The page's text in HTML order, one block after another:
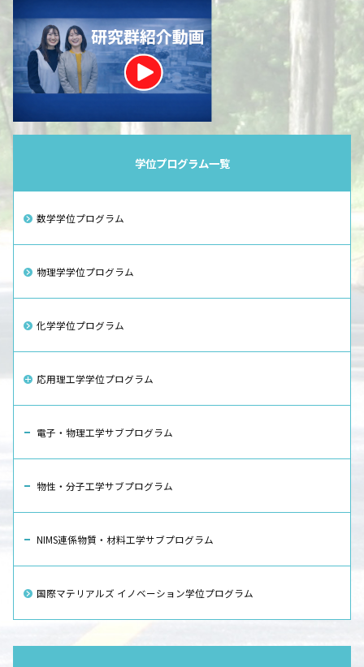
学位プログラム一覧
数学学位プログラム
物理学学位プログラム
化学学位プログラム
応用理工学学位プログラム
電子・物理工学サブプログラム
物性・分子工学サブプログラム
NIMS連係物質・材料工学サブプログラム
国際マテリアルズ イノベーション学位プログラム